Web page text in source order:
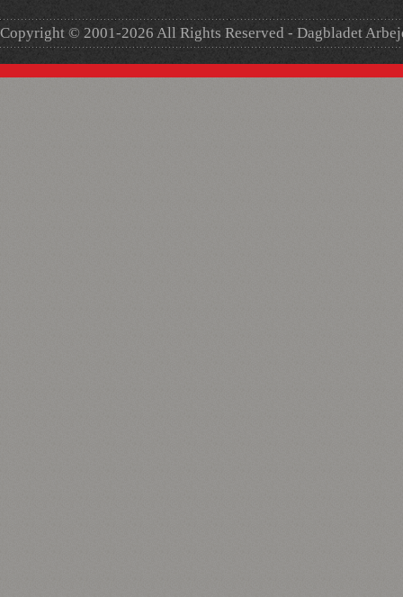
Copyright © 2001-2026 All Rights Reserved - Dagbladet